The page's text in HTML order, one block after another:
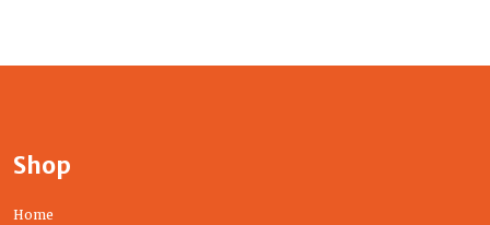
Shop
Home